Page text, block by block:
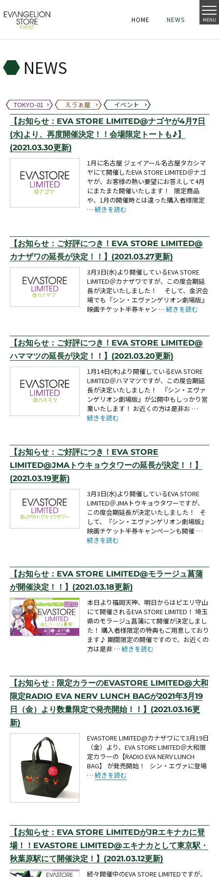
MENU
HOME
HOME NEWS
NEWS
NEWS
TOKYO-01 えゔぁ屋
イベント
【お知らせ：EVA STORE LIMITED@ナゴヤが4月7日
(水)より、再度開催決定！！会場限定トートも♪】
(2021.03.30更新)
1月に名古屋 ジェイアール名古屋タカシマ
ヤにて開催したEVA STORE LIMITED＠ナゴ
ヤが、お客様の熱い要望にお答えして4月
にまたまた開催いたします！ 限定商品
や、1月の開催時とは違った購入者様限定
… “【お知らせ：EVA STORE LIMITED@ナ
続きを読む
【お知らせ：ご好評につき！EVA STORE LIMITED@
カナザワの延長が決定！！】(2021.03.27更新)
3月3日(水)より開催しているEVA STORE
LIMITED＠カナザワですが、この度会期延
長が決定いたしました！ そして、金沢会
場でも『シン・エヴァンゲリオン劇場版』
映画チケット半券キャン … “【お知らせ：ご
続きを読む
【お知らせ：ご好評につき！EVA STORE LIMITED@
ハママツの延長が決定！！】(2021.03.20更新)
1月14日(木)より開催しているEVA STORE
LIMITED＠ハママツですが、この度会期延
長が決定いたしました！ 『シン・エヴァ
ンゲリオン劇場版』が公開中もしっかり営
業いたします！ お近くの方は是非お …
“【お知らせ：ご好評につき！EVA STORE
続きを読む
【お知らせ：ご好評につき！EVA STORE
LIMITED@JMAトウキョウタワーの延長が決定！！】
(2021.03.19更新)
3月3日(水)より開催しているEVA STORE
LIMITED＠JMAトウキョウタワーですが、
この度会期延長が決定いたしました！ そ
して、『シン・エヴァンゲリオン劇場版』
映画チケット半券キャンペーンも開催 …
“【お知らせ：ご好評につき！EVA STORE
続きを読む
【お知らせ：EVA STORE LIMITED@モラージュ菖蒲
が開催決定！！】(2021.03.18更新)
本日より福岡天神、明日からはピエリ守山
にて開催されるEVA STORE LIMITED！ 埼玉
県のモラージュ菖蒲にて開催が決定しまし
た！ 購入者様限定の特典もご用意しており
ます♪ 期間限定の開催ですので、お近くの
方は是非 … “【お知らせ：EVA STORE
続きを読む
【お知らせ：限定カラーのEVASTORE LIMITED@大和
限定RADIO EVA NERV LUNCH BAGが2021年3月19
日（金）より数量限定で発売開始！！】(2021.03.16更
新)
EVASTORE LIMITED@カナザワにて3月19日
（金）より、EVA STORE LIMITED＠大和限
定カラーの【RADIO EVA NERV LUNCH
BAG】 が発売開始！ シン・エヴァに登場
… “【お知らせ：限定カラーのEVASTORE
続きを読む
【お知らせ：EVA STORE LIMITEDがJRエキナカに登
場！！EVASTORE LIMITED@エキナカとして東京駅・
秋葉原駅にて開催決定！】(2021.03.12更新)
続々開催中のEVA STORE LIMITEDですが、